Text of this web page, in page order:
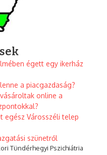
égett egy ikerház
a piacgazdaság?
online a
egész Városszéli telep
szünetről
Tündérhegyi Pszichiátria